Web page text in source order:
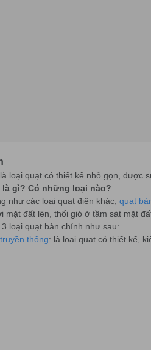
là loại quạt có thiết kế nhỏ gọn, được
là gì? Có những loại nào?
như các loại quạt điện khác, quạt
mặt đất lên, thổi gió ở tầm sát mặt
loại quạt bàn chính như sau:
thống: là loại quạt có thiết kế,